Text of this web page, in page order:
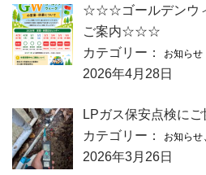
☆☆☆ゴールデンウ
ご案内☆☆☆
カテゴリー：
お知らせ
2026年4月28日
LPガス保安点検にご
カテゴリー：
お知らせ
2026年3月26日